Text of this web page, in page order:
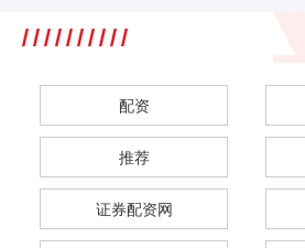
配资
推荐
证券配资网